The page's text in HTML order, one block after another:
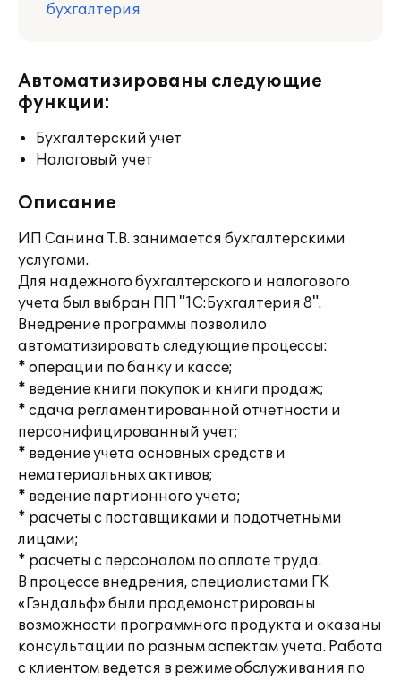
бухгалтерия
Автоматизированы следующие
функции:
Бухгалтерский учет
Налоговый учет
Описание
ИП Санина Т.В. занимается бухгалтерскими
услугами.
Для надежного бухгалтерского и налогового
учета был выбран ПП "1С:Бухгалтерия 8".
Внедрение программы позволило
автоматизировать следующие процессы:
* операции по банку и кассе;
* ведение книги покупок и книги продаж;
* сдача регламентированной отчетности и
персонифицированный учет;
* ведение учета основных средств и
нематериальных активов;
* ведение партионного учета;
* расчеты с поставщиками и подотчетными
лицами;
* расчеты с персоналом по оплате труда.
В процессе внедрения, специалистами ГК
«Гэндальф» были продемонстрированы
возможности программного продукта и оказаны
консультации по разным аспектам учета. Работа
с клиентом ведется в режиме обслуживания по